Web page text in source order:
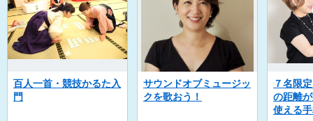
百人一首・競技かるた入
門
サウンドオブミュージッ
クを歌おう！
７名限
の距離
使える